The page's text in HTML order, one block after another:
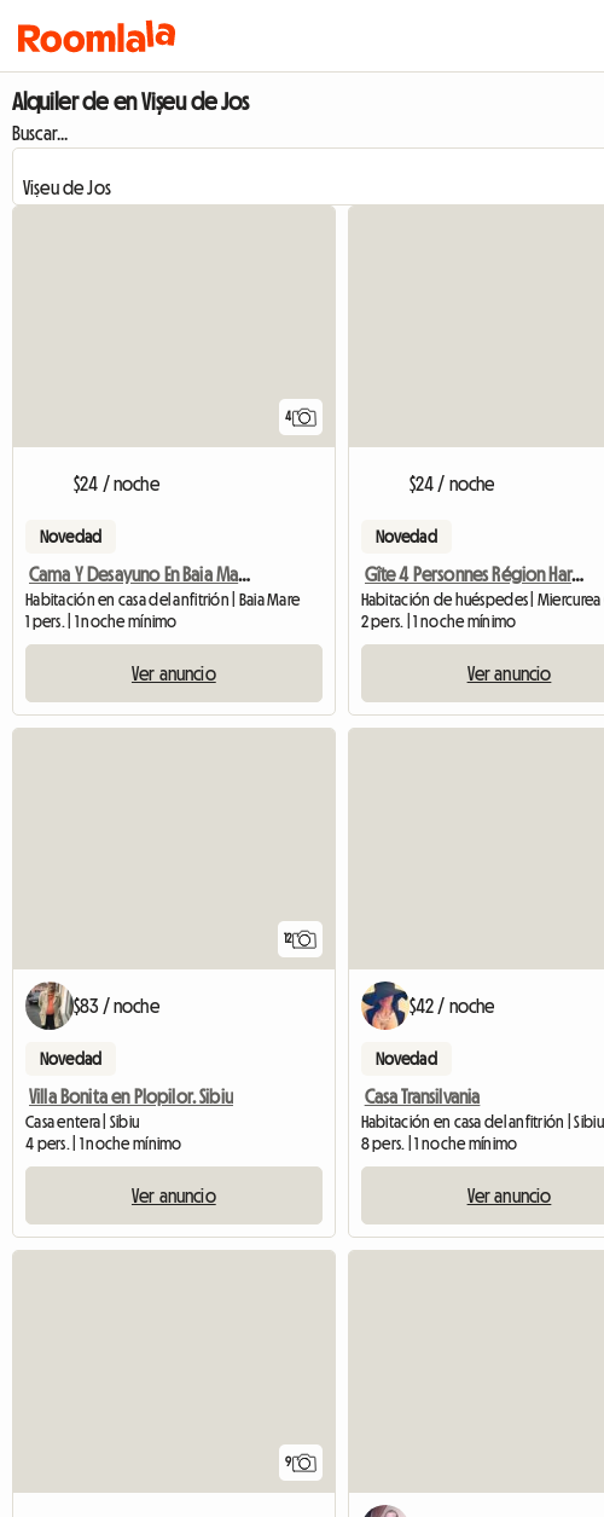
Alquiler de en Vișeu de Jos
Buscar...
4
$24 / noche
Novedad
Cama Y Desayuno En Baia Mare
Habitación en casa del anfitrión | Baia Mare
1 pers. | 1 noche mínimo
Ver anuncio
$24 / noche
Novedad
Gîte 4 Personnes Région Harghita
2 pers. | 1 noche mínimo
Ver anuncio
12
$83 / noche
Novedad
Villa Bonita en Plopilor. Sibiu
Casa entera | Sibiu
4 pers. | 1 noche mínimo
Ver anuncio
$42 / noche
Novedad
Casa Transilvania
Habitación en casa del anfitrión | Sibiu
8 pers. | 1 noche mínimo
Ver anuncio
9